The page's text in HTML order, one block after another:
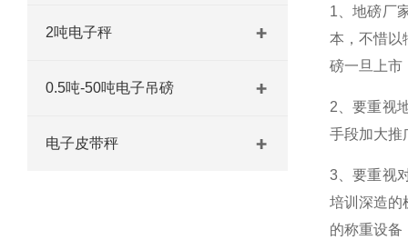
2吨电子秤
0.5吨-50吨电子吊磅
电子皮带秤
1 、地磅厂
本，不惜以
磅一旦上市
2 、要重视
手段加大推
3、要重视
培训深造的
的称重设备